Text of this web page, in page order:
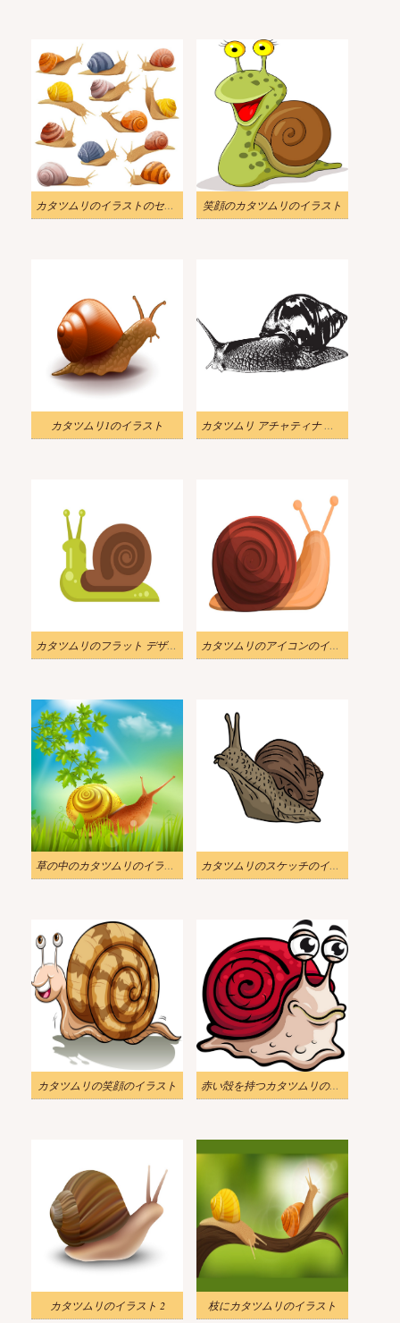
カタツムリのイラストのセット 笑顔のカタツムリのイラスト
カタツムリ1のイラスト カタツムリ アチャティナ イラスト
カタツムリのフラット デザインのイラスト カタツムリのアイコンのイラスト
草の中のカタツムリのイラスト カタツムリのスケッチのイラスト
カタツムリの笑顔のイラスト 赤い殻を持つカタツムリのイラスト
カタツムリのイラスト 2 枝にカタツムリのイラスト